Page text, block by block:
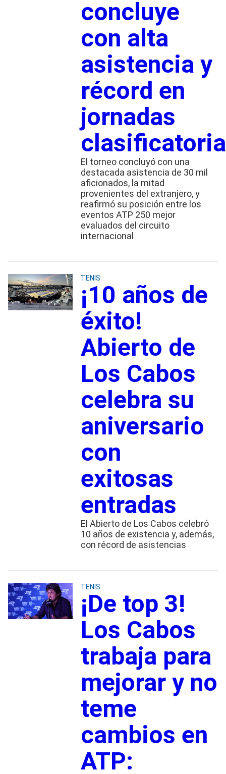
concluye
con alta
asistencia y
récord en
jornadas
El torneo concluyó con una
destacada asistencia de 30 mil
aficionados, la mitad
provenientes del extranjero, y
reafirmó su posición entre los
eventos ATP 250 mejor
evaluados del circuito
internacional
TENIS
¡10 años de
éxito!
Abierto de
Los Cabos
celebra su
aniversario
con
exitosas
entradas
El Abierto de Los Cabos celebró
10 años de existencia y, además,
con récord de asistencias
TENIS
¡De top 3!
Los Cabos
trabaja para
mejorar y no
teme
cambios en
ATP: